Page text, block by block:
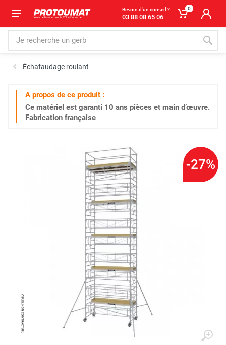
Besoin d'un conseil ?
03 88 08 65 06
0
Échafaudage roulant
A propos de ce produit :
Ce matériel est garanti 10 ans pièces et main d’œuvre.
Fabrication française
-27%